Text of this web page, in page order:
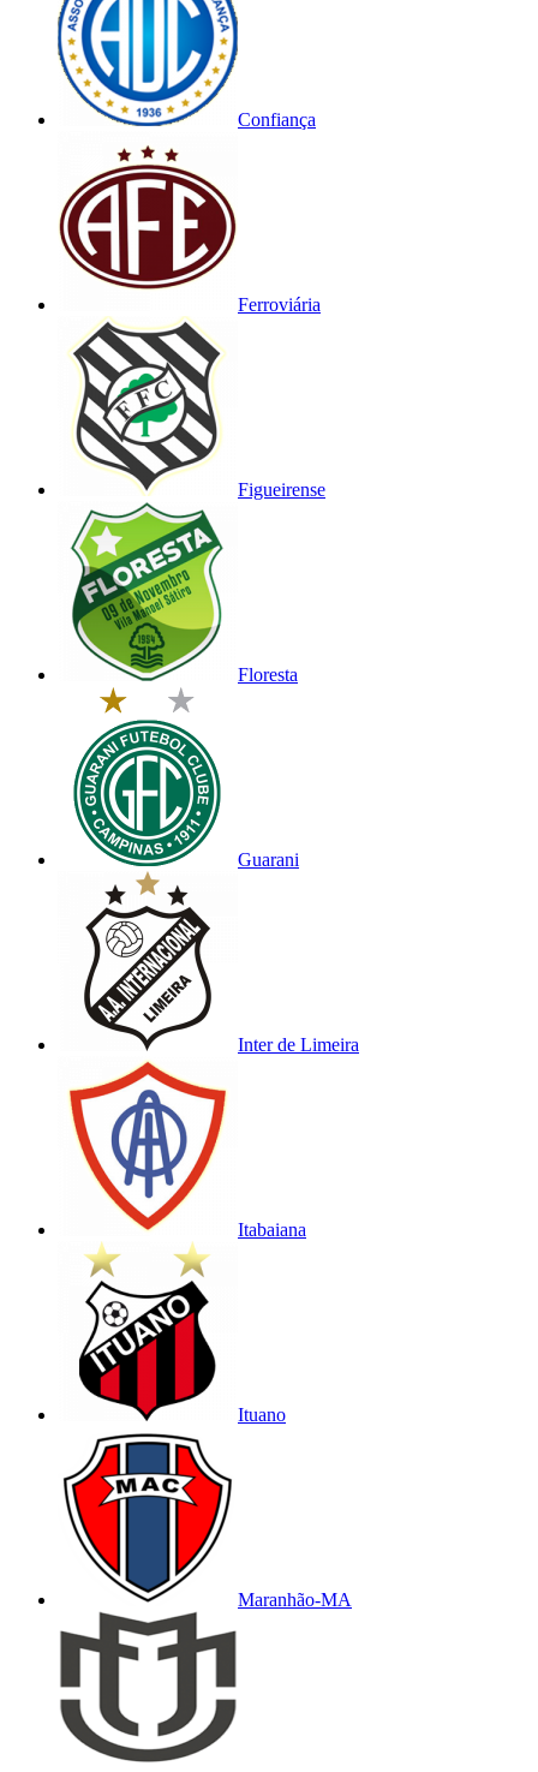
Confiança
Ferroviária
Figueirense
Floresta
Guarani
Inter de Limeira
Itabaiana
Ituano
Maranhão-MA